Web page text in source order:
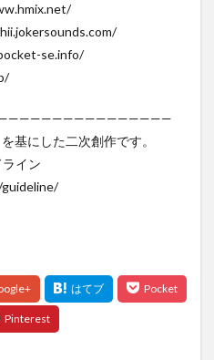
se.info/
基にした二次創作です。
イン